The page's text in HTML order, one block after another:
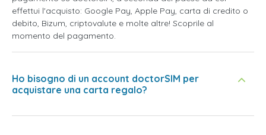
effettui l'acquisto: Google Pay, Apple Pay, carta di credito o
debito, Bizum, criptovalute e molte altre! Scoprile al
momento del pagamento.
Ho bisogno di un account doctorSIM per
acquistare una carta regalo?